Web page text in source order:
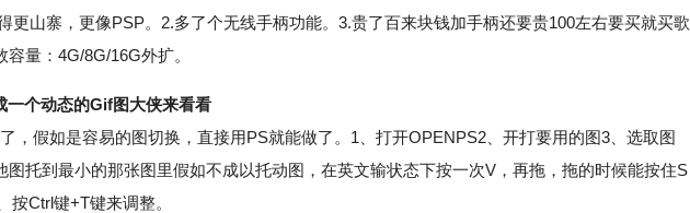
更山寨，更像PSP。2.多了个无线手柄功能。3.贵了百来块钱加手柄还要贵100左右要买就买歌
量：4G/8G/16G外扩。
一个动态的Gif图大侠来看看
假如是容易的图切换，直接用PS就能做了。1、打开OPENPS2、开打要用的图3、选取图
图托到最小的那张图里假如不成以托动图，在英文输状态下按一次V，再拖，拖的时候能按住S
按Ctrl键+T键来调整。